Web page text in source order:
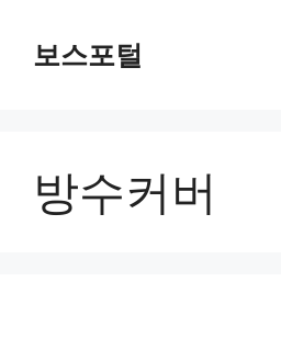
보스포털
방수커버